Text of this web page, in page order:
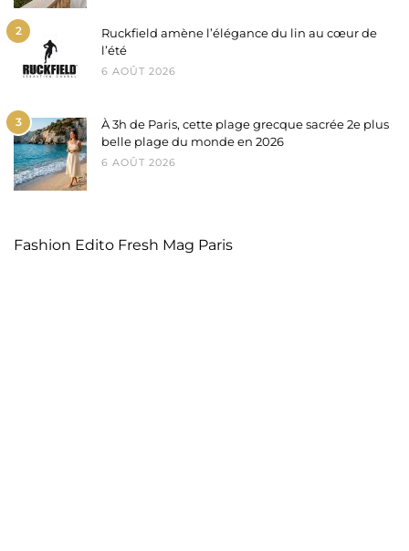
2
Ruckfield amène l’élégance du lin au cœur de
l’été
6 AOÛT 2026
3
À 3h de Paris, cette plage grecque sacrée 2e plus
belle plage du monde en 2026
6 AOÛT 2026
Fashion Edito Fresh Mag Paris